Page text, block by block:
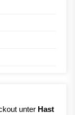
unter Hast